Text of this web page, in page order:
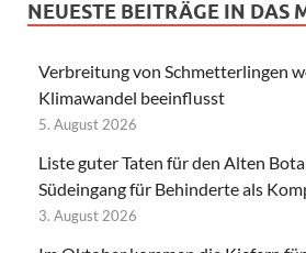
NEUESTE BEITRÄGE IN DAS
Verbreitung von Schmetterlingen
Klimawandel beeinflusst
5. August 2026
Liste guter Taten für den Alten
Südeingang für Behinderte als
3. August 2026